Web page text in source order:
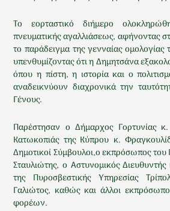
Το εορταστικό διήμερο
πνευματικής αγαλλιάσεως, αφήνοντας
το παράδειγμα της γενναίας ομολογίας
υπενθυμίζοντας ότι η Δημητσάνα
όπου η πίστη, η ιστορία και ο
αναδεικνύουν διαχρονικά την
Γένους.
Παρέστησαν ο Δήμαρχος Γορτυνίας
Κατωκοπιάς της Κύπρου κ.
Δημοτικοί Σύμβουλοι,ο εκπρόσωπος
Σταυλιώτης, ο Αστυνομικός
της Πυροσβεστικής Υπηρεσίας
Γαλιώτος, καθώς και άλλοι
φορέων.